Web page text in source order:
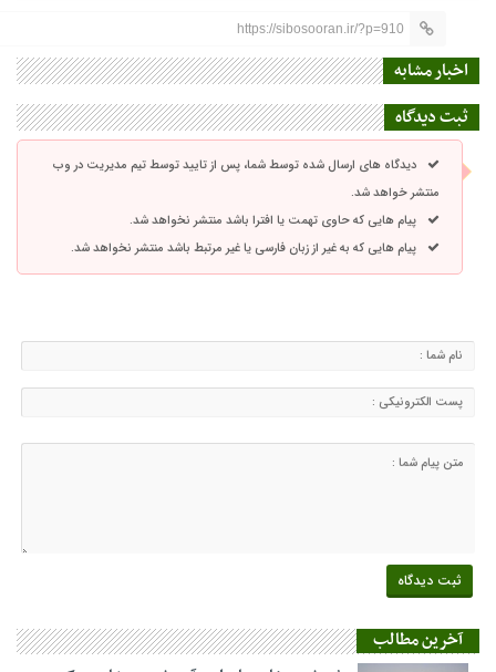
https://sibosooran.ir/?p=910
اخبار مشابه
ثبت دیدگاه
دیدگاه های ارسال شده توسط شما، پس از تایید توسط تیم مدیریت در وب
منتشر خواهد شد.
پیام هایی که حاوی تهمت یا افترا باشد منتشر نخواهد شد.
پیام هایی که به غیر از زبان فارسی یا غیر مرتبط باشد منتشر نخواهد شد.
آخرین مطالب